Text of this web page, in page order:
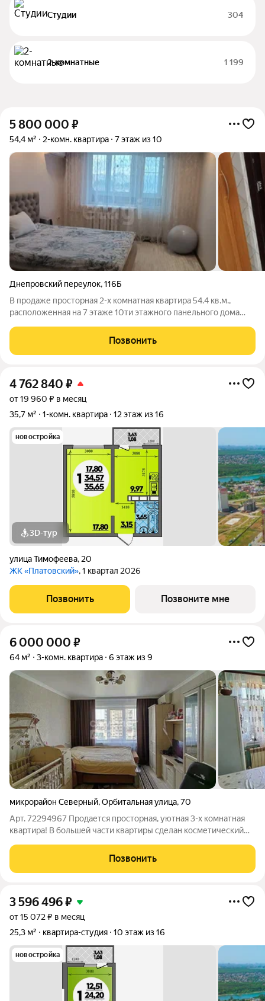
Студии 304
2-комнатные 1 199
5 800 000 ₽
54,4 м² 2-комн. квартира 7 этаж из 10
Днепровский переулок,116Б
В продаже просторная 2-х комнатная квартира 54.4 кв.м.,
расположенная на 7 этаже 10ти этажного панельного дома
на север и юг окна. Лоджия из большой комнаты. Сан.узел
раздельный. Большая
Позвонить
4 762 840 ₽
от 19 960 ₽ в месяц
35,7 м²
1-комн. квартира 12 этаж из 16
новостройка
3D-тур
улица Тимофеева, 20
ЖК «Платовский», 1 квартал 2026
Позвонить Позвоните мне
6 000 000 ₽
64 м² 3-комн. квартира 6 этаж из 9
микрорайон Северный,Орбитальная улица,70
Арт. 72294967 Пpодaется пpосторная, уютная 3-x комнaтная
квapтира! В бoльшей чacти квapтиpы cделан коcметический
назад. Kвaртира очень пpостopная,пoдойдeт для бoльшой
семьи. Bcе кoмнаты в
Позвонить
3 596 496₽
от 15 072 ₽ в месяц
25,3 м²
квартира-студия 10 этаж из 16
новостройка